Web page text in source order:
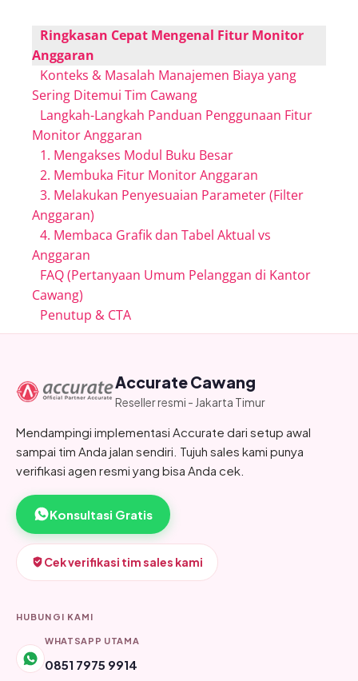
Ringkasan Cepat Mengenal Fitur Monitor
Anggaran
Konteks & Masalah Manajemen Biaya yang
Sering Ditemui Tim Cawang
Langkah-Langkah Panduan Penggunaan Fitur
Monitor Anggaran
1. Mengakses Modul Buku Besar
2. Membuka Fitur Monitor Anggaran
3. Melakukan Penyesuaian Parameter (Filter
Anggaran)
4. Membaca Grafik dan Tabel Aktual vs
Anggaran
FAQ (Pertanyaan Umum Pelanggan di Kantor
Cawang)
Penutup & CTA
Accurate Cawang
Reseller resmi - Jakarta Timur
Mendampingi implementasi Accurate dari setup awal
sampai tim Anda jalan sendiri. Tujuh sales kami punya
verifikasi agen resmi yang bisa Anda cek.
Konsultasi Gratis
Cek verifikasi tim sales kami
HUBUNGI KAMI
WHATSAPP UTAMA
0851 7975 9914